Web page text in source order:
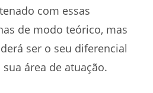
com essas
de modo teórico, mas
ser o seu diferencial
área de atuação.